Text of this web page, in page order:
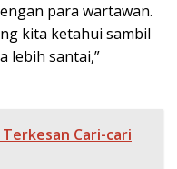
para wartawan.
kita ketahui sambil
lebih santai,”
Cari-cari